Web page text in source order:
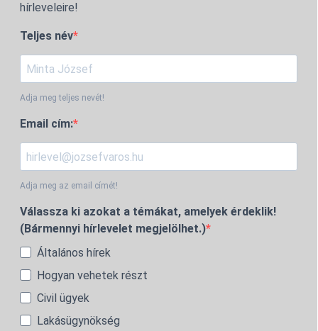
hírleveleire!
Teljes név
Adja meg teljes nevét!
Email cím:
Adja meg az email címét!
Válassza ki azokat a témákat, amelyek érdeklik!
(Bármennyi hírlevelet megjelölhet.)
Általános hírek
Hogyan vehetek részt
Civil ügyek
Lakásügynökség